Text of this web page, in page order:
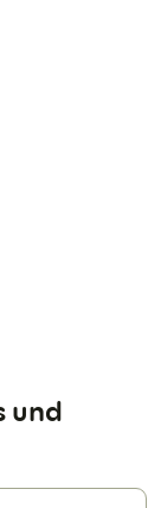
und